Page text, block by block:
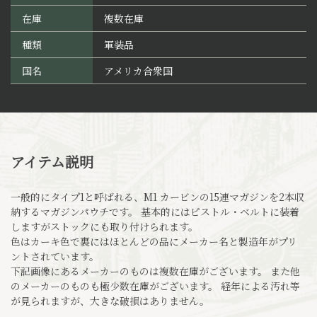
在庫
複数在庫
種類
軍装品
国名
アメリカ合衆国
アイテム説明
一般的にタイプ1と呼ばれる、M1 カービンの15連マガジンを2本収
納するマガジンパウチです。 基本的にはピストル・ベルトに装着
しますがストックにも取り付けられます。
色はカーキ色で裏にはほとんどの品にメーカー名と製造年がプリ
ントされています。
下記画像にあるメーカーのものは複数在庫がございます。 また他
のメーカーのものも極少数在庫がございます。 経年による汚れ等
が見られますが、大きな破損はありません。